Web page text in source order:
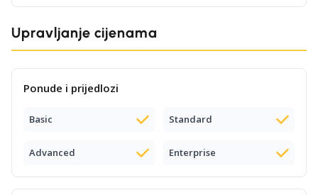
Upravljanje cijenama
Ponude i prijedlozi
Basic Standard
Advanced Enterprise